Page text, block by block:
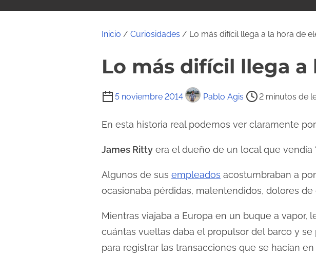
Inicio / Curiosidades / Lo más difícil llega a la hora de
Lo más difícil llega
5 noviembre 2014 Pablo Agis
T
e
p
d
e
c
t
2 minutos de
En esta historia real podemos ver claramente
James Ritty era el dueño de un local que vendía
Algunos de sus empleados acostumbraban a
ocasionaba pérdidas, malentendidos, dolores de
Mientras viajaba a Europa en un buque a
cuántas vueltas daba el propulsor del barco y
para registrar las transacciones que se hacían